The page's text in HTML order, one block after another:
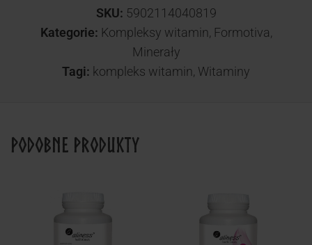
SKU: 5902114040819
Kategorie: Kompleksy witamin, Formotiva,
Minerały
Tagi: kompleks witamin, Witaminy
Podobne produkty